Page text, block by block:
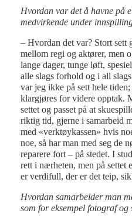
Hvordan var det å havne på
medvirkende under
– Hvordan det var? Stort sett
mellom regi og aktører, men
lange dager, tunge løft,
alle slags forhold og i all
var jeg ikke på sett hele
klargjøres for videre opptak.
settet og passet på at
riktig tid, gjerne i samarbeid
med «verktøykassen» hvis
noe, så har man med seg de
reparere fort – på stedet. I
rett i nærheten, men på settet
er verdifull, der er det teip,
Hvordan samarbeider man
som for eksempel fotograf og